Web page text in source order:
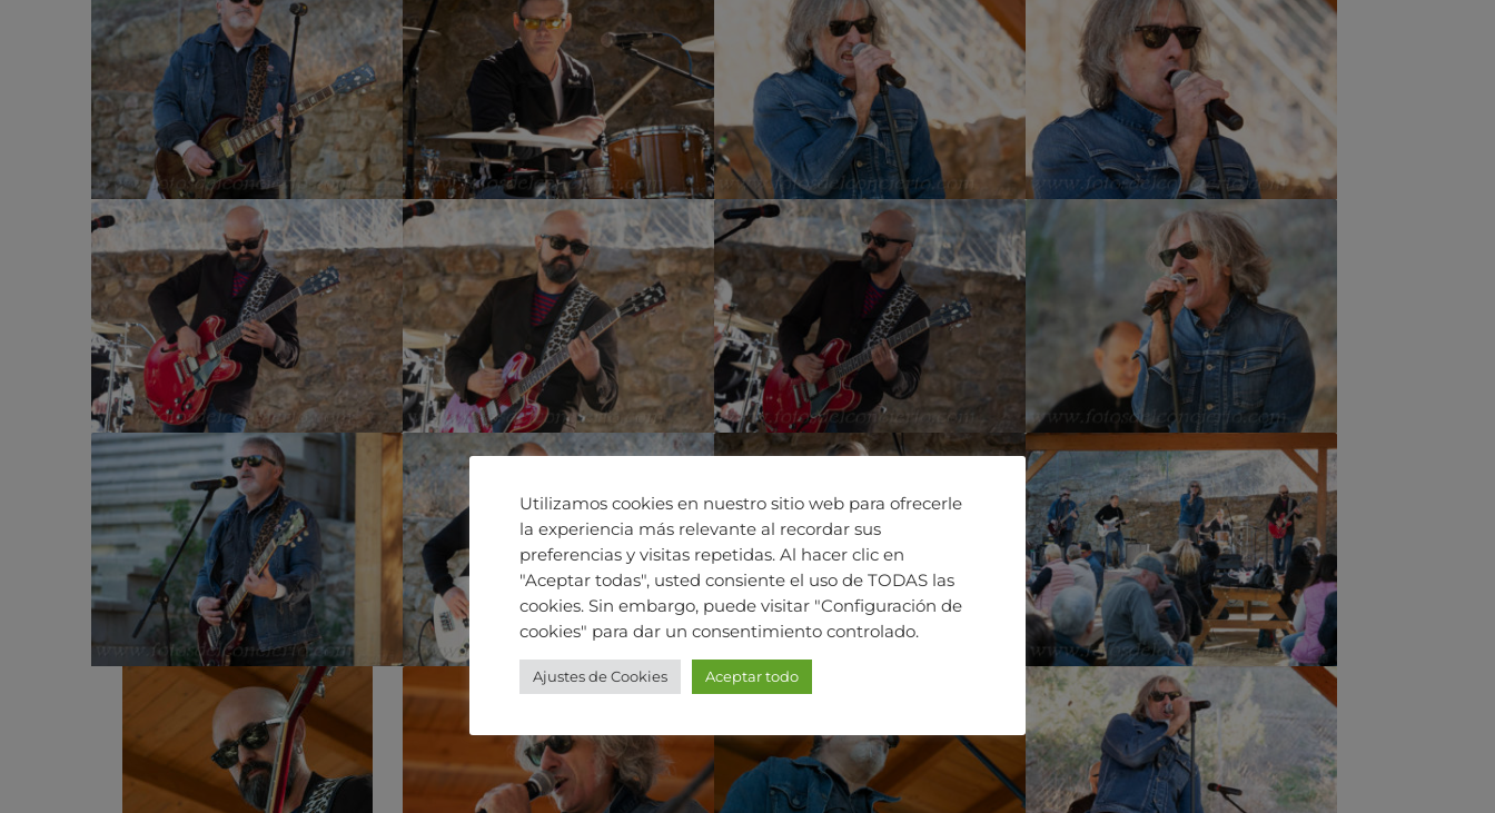
Utilizamos cookies en nuestro sitio web para ofrecerle
la experiencia más relevante al recordar sus
preferencias y visitas repetidas. Al hacer clic en
"Aceptar todas", usted consiente el uso de TODAS las
cookies. Sin embargo, puede visitar "Configuración de
cookies" para dar un consentimiento controlado.
Ajustes de Cookies Aceptar todo